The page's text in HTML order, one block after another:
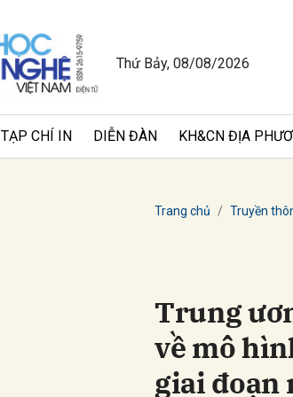
Thứ Bảy, 08/08/2026
TẠP CHÍ IN DIỄN ĐÀN KH&CN ĐỊA
Trang chủ Truyền
Trung
về mô
giai đoạn